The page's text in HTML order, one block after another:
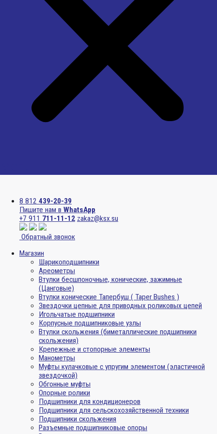
8 812 439-20-39
Пишите нам в WhatsApp
+7 911 711-11-12 zakaz@ksx.su
Обратный звонок
Магазин
Шарикоподшипники
Ареометры
Втулки бесшпоночные, конические, зажимные
(Цанговые)
Втулки конические Тапербуш ( Taper Bushes )
Звездочки цепные для приводных роликовых цепей
Игольчатые подшипники
Корпусные подшипниковые узлы
Втулки скольжения (биметаллические подшипники
скольжения)
Крепежные и стопорные элементы
Манометры
Муфты кулачковые с упругим элементом (эластичной
звездочкой)
Обгонные муфты
Опорные ролики
Подшипники для кондиционеров
Подшипники для сельскохозяйственной техники
Подшипники скольжения
Разъемные подшипниковые опоры